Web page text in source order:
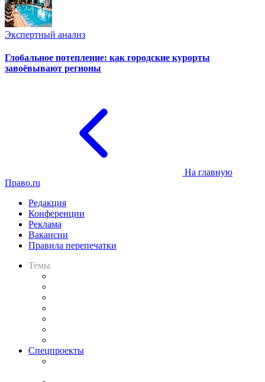
Экспертный анализ
Глобальное потепление: как городские курорты
завоёвывают регионы
На главную
Право.ru
Редакция
Конференции
Реклама
Вакансии
Правила перепечатки
Темы
Спецпроекты